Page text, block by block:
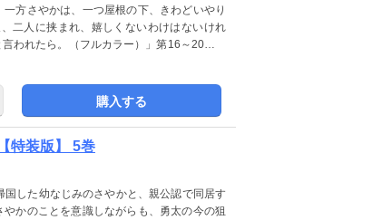
方さやかは、一つ屋根の下、きわどいやり
二人に挟まれ、嬉しくないわけはないけれ
れたら。（フルカラー）」第16～20巻を
購入する
特装版】 5巻
国した幼なじみのさやかと、親公認で同居す
かのことを意識しながらも、勇太の今の狙